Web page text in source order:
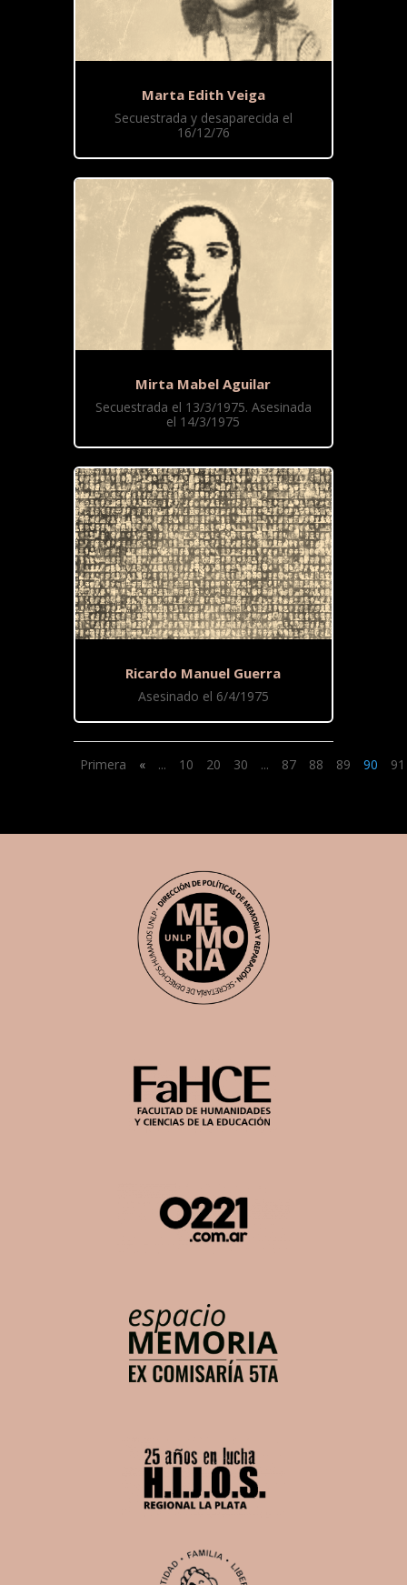
Marta Edith Veiga
Secuestrada y desaparecida el
16/12/76
Mirta Mabel Aguilar
Secuestrada el 13/3/1975. Asesinada
el 14/3/1975
Ricardo Manuel Guerra
Asesinado el 6/4/1975
Primera « ... 10 20 30 ... 87 88 89 90 91